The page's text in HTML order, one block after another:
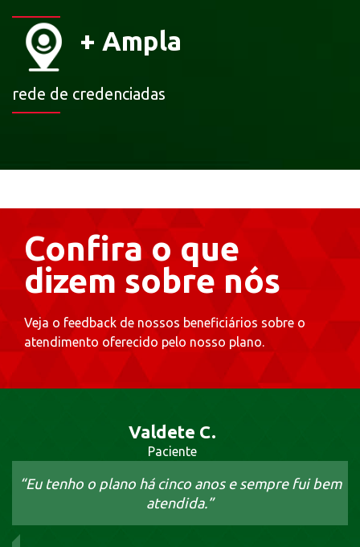
+ Ampla
rede de credenciadas
Confira o que
dizem sobre nós
Veja o feedback de nossos beneficiários sobre o
atendimento oferecido pelo nosso plano.
Valdete C.
Paciente
“Eu tenho o plano há cinco anos e sempre fui bem
atendida.”